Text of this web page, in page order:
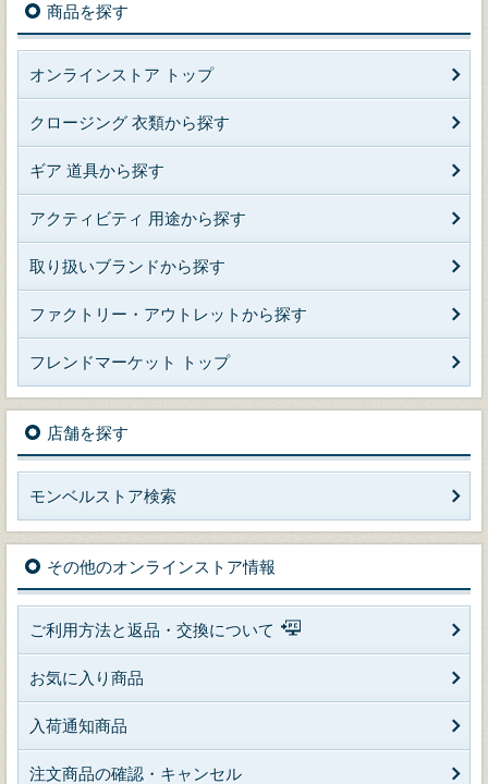
商品を探す
オンラインストア トップ
クロージング 衣類から探す
ギア 道具から探す
アクティビティ 用途から探す
取り扱いブランドから探す
ファクトリー・アウトレットから探す
フレンドマーケット トップ
店舗を探す
モンベルストア検索
その他のオンラインストア情報
ご利用方法と返品・交換について
お気に入り商品
入荷通知商品
注文商品の確認・キャンセル